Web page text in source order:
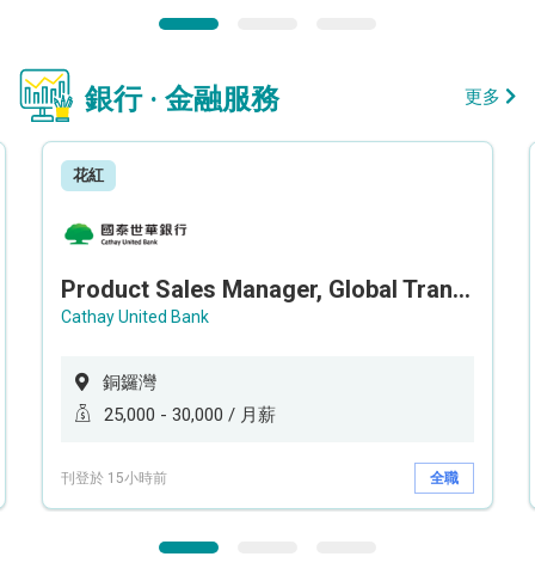
銀行 · 金融服務 更多
花紅
Product Sales Manager, Global Transaction Service (GTS)
Cathay United Bank
銅鑼灣
25,000 - 30,000 / 月薪
刊登於 15小時前 全職